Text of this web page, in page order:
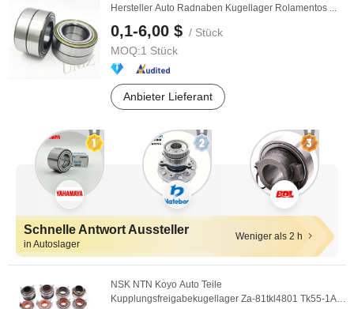
Hersteller Auto Radnaben Kugellager Rolamentos ...
0,1-6,00 $ / Stück
MOQ:1 Stück
Anbieter Lieferant
Schnelle Antwort Aussteller
in Autoslager
Weniger als 2 h
NSK NTN Koyo Auto Teile
Kupplungsfreigabekugellager Za-81tkl4801 Tk55-1A1